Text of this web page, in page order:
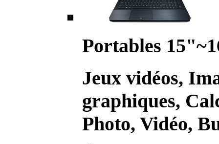
Portables
Jeux vidéos,
graphiques,
Photo, Vidéo,